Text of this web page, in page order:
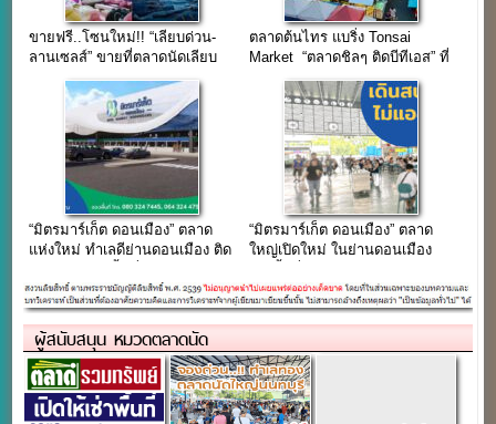
ขายฟรี..โซนใหม่!! “เลียบด่วน-
ลานเซลส์” ขายที่ตลาดนัดเลียบ
ด่วน รามอินทรา ทุกวันเสาร์และ
อาทิตย์
ตลาดต้นไทร แบริ่ง Tonsai
Market “ตลาดชิลๆ ติดบีทีเอส” ที่
รวมร้านค้ามากกว่า 100 ร้าน
“มิตรมาร์เก็ต ดอนเมือง” ตลาด
แห่งใหม่ ทำเลดีย่านดอนเมือง ติด
“มิตรมาร์เก็ต ดอนเมือง” ตลาด
ใหญ่เปิดใหม่ ในย่านดอนเมือง
ผู้สนับสนุน หมวดตลาดนัด